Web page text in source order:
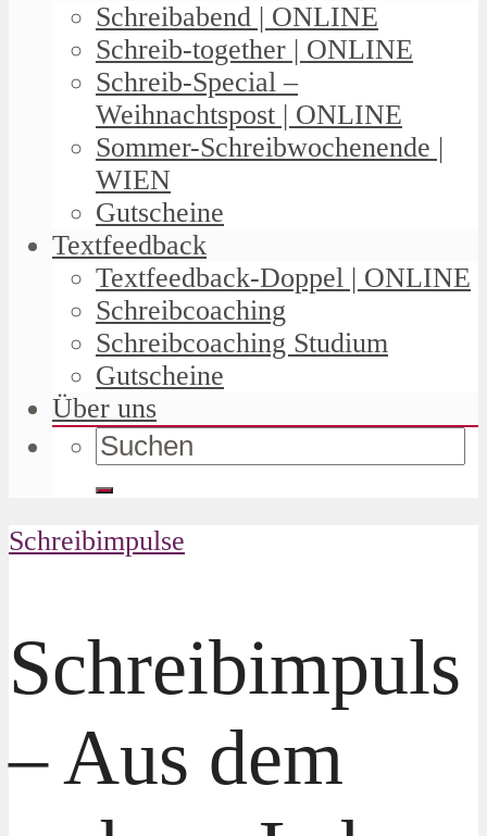
Schreibabend | ONLINE
Schreib-together | ONLINE
Schreib-Special –
Weihnachtspost | ONLINE
Sommer-Schreibwochenende |
WIEN
Gutscheine
Textfeedback
Textfeedback-Doppel | ONLINE
Schreibcoaching
Schreibcoaching Studium
Gutscheine
Über uns
Schreibimpulse
Schreibimpuls
– Aus dem